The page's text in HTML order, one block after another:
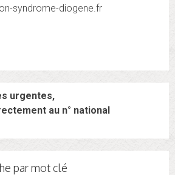
syndrome-diogene.fr
urgentes,
au n° national
par mot clé